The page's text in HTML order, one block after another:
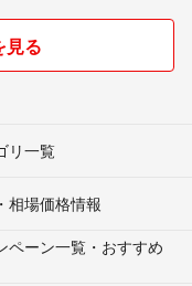
見る
リ一覧
相場価格情報
ペーン一覧・おすすめ